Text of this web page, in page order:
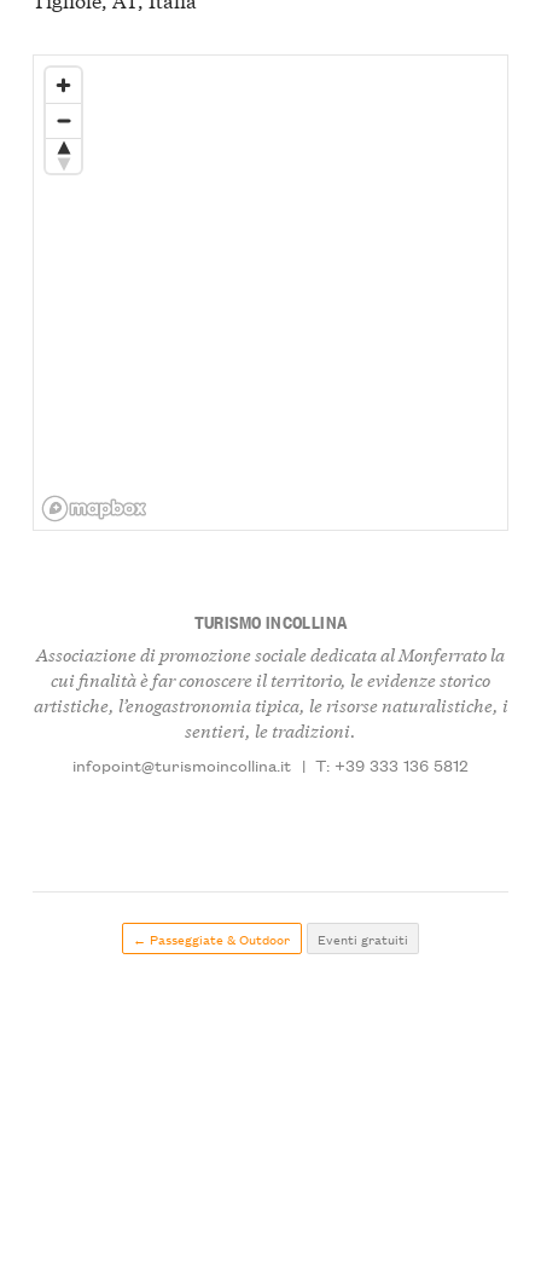
TURISMO INCOLLINA
Associazione di promozione sociale dedicata al Monferrato la
cui finalità è far conoscere il territorio, le evidenze storico
artistiche, l’enogastronomia tipica, le risorse naturalistiche, i
sentieri, le tradizioni.
infopoint@turismoincollina.it | T: +39 333 136 5812
← Passeggiate & Outdoor Eventi gratuiti